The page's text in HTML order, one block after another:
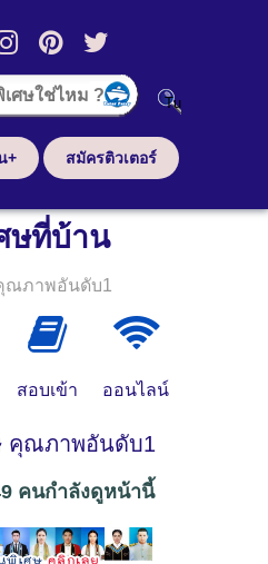
+ สมัครติวเตอร์
ษที่บ้าน
ณภาพอันดับ1
สอบเข้า ออนไลน์
คุณภาพอันดับ1
คนกำลังดูหน้านี้